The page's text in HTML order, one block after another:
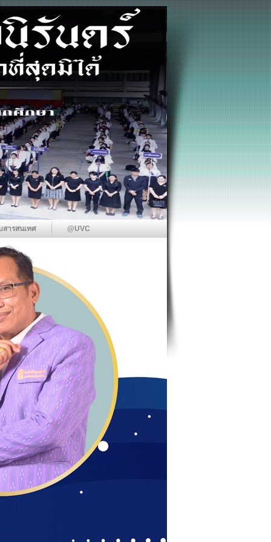
สารสนเทศ @UVC